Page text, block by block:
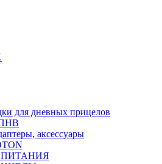
для дневных прицелов
ПНВ
аксессуары